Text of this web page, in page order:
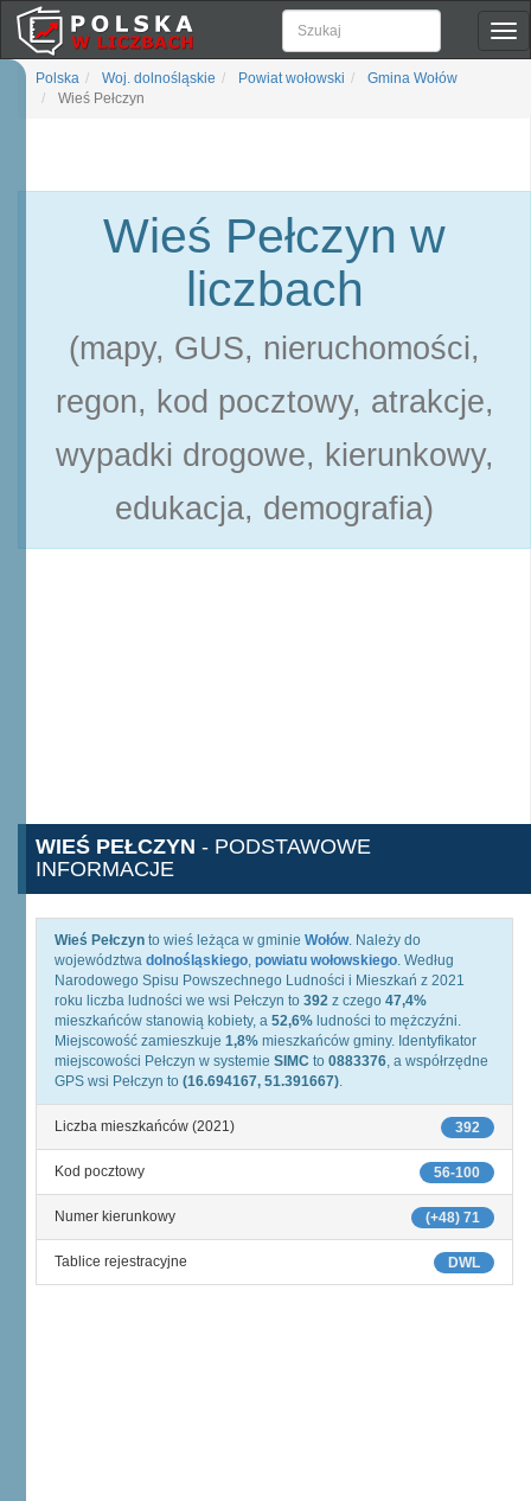
Polska Woj. dolnośląskie Powiat wołowski
Gmina Wołów
Wieś Pełczyn
Wieś Pełczyn w
liczbach
(mapy, GUS, nieruchomości,
regon, kod pocztowy, atrakcje,
wypadki drogowe, kierunkowy,
edukacja, demografia)
WIEŚ PEŁCZYN - PODSTAWOWE
INFORMACJE
Wieś Pełczyn to wieś leżąca w gminie Wołów. Należy do
województwa dolnośląskiego, powiatu wołowskiego. Według
Narodowego Spisu Powszechnego Ludności i Mieszkań z 2021
roku liczba ludności we wsi Pełczyn to 392 z czego 47,4%
mieszkańców stanowią kobiety, a 52,6% ludności to mężczyźni.
Miejscowość zamieszkuje 1,8% mieszkańców gminy. Identyfikator
miejscowości Pełczyn w systemie SIMC to 0883376, a współrzędne
GPS wsi Pełczyn to (16.694167, 51.391667).
392
Liczba mieszkańców (2021)
56-100
Kod pocztowy
(+48) 71
Numer kierunkowy
DWL
Tablice rejestracyjne